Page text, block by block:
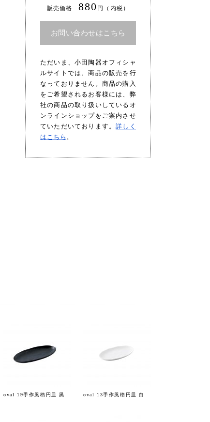
販売価格 880 円（内税）
お問い合わせはこちら
ただいま、小田陶器オフィシャ
ルサイトでは、商品の販売を行
なっておりません。商品の購入
をご希望されるお客様には、弊
社の商品の取り扱いしているオ
ンラインショップをご案内させ
ていただいております。詳しく
はこちら 。
oval 19手作風楕円皿 黒 oval 13手作風楕円皿 白